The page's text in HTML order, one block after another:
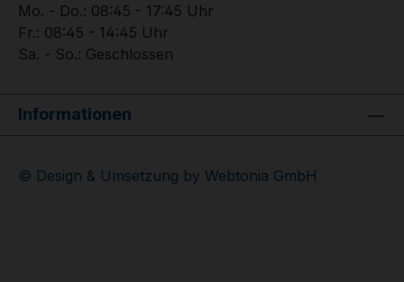
Mo. - Do.: 08:45 - 17:45 Uhr
Fr.: 08:45 - 14:45 Uhr
Sa. - So.: Geschlossen
Informationen
© Design & Umsetzung by Webtonia GmbH